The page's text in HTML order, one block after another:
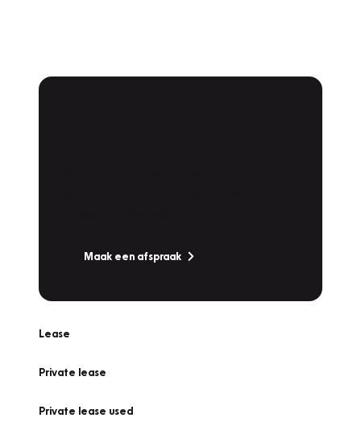
Maak een afspraak
Lease
Private lease
Private lease used